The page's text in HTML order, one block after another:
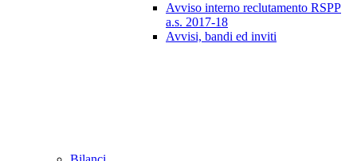
Avviso interno reclutamento RSPP
a.s. 2017-18
Avvisi, bandi ed inviti